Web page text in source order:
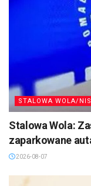
STALOWA WOLA/
Stalowa Wola:
zaparkowane
2026-08-07